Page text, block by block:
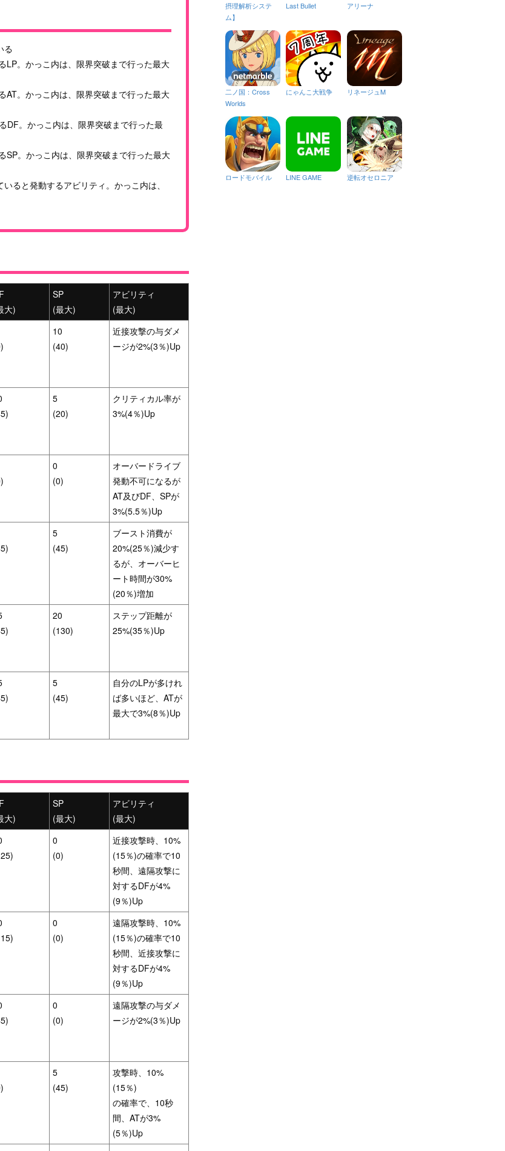
る
LP。かっこ内は、限界突破まで行った最大
AT。かっこ内は、限界突破まで行った最大
DF。かっこ内は、限界突破まで行った最
SP。かっこ内は、限界突破まで行った最大
ると発動するアビリティ。かっこ内は、
大)
SP
(最大)
アビリティ
(最大)
10
(40)
近接攻撃の与ダメ
ージが2%(3％)Up
5
(20)
クリティカル率が
3%(4％)Up
0
(0)
オーバードライブ
発動不可になるが
AT及びDF、SPが
3%(5.5％)Up
5
(45)
ブースト消費が
20%(25％)減少す
るが、オーバーヒ
ート時間が30%
(20％)増加
20
(130)
ステップ距離が
25%(35％)Up
5
(45)
自分のLPが多けれ
ば多いほど、ATが
最大で3%(8％)Up
大)
SP
(最大)
アビリティ
(最大)
0
(0)
近接攻撃時、10%
(15％)の確率で10
秒間、遠隔攻撃に
対するDFが4%
(9％)Up
0
(0)
遠隔攻撃時、10%
(15％)の確率で10
秒間、近接攻撃に
対するDFが4%
(9％)Up
0
(0)
遠隔攻撃の与ダメ
ージが2%(3％)Up
5
(45)
攻撃時、10%
(15％)
の確率で、10秒
間、ATが3%
(5％)Up
摂理解析システ
ム】
Last Bullet
アリーナ
二ノ国：Cross
Worlds
にゃんこ大戦争 リネージュM
ロードモバイル LINE GAME 逆転オセロニア